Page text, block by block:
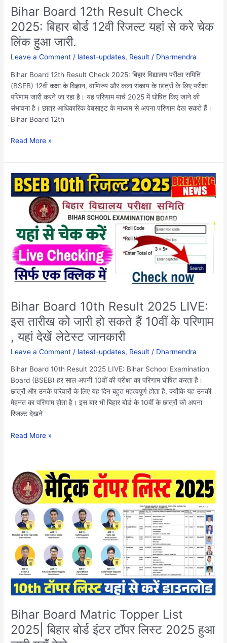
Bihar Board 12th Result Check
2025: बिहार बोर्ड 12वी रिजल्ट यहां से करे चेक
लिंक हुआ जारी.
Leave a Comment / latest-updates, Result / Dharmendra
Bihar Board 12th Result Check 2025: बिहार विद्यालय परीक्षा समिति
(BSEB) 12वीं कक्षा के विज्ञान, वाणिज्य और कला संकाय के छात्रों के लिए परीक्षा
परिणाम जारी करने जा रहा है। यह परिणाम मार्च 2025 में घोषित किए जाने की
संभावना है। छात्र आधिकारिक वेबसाइट के माध्यम से अपना परिणाम देख सकते हैं।
Bihar Board 12th
से
करे
चेक
लिंक
जारी.
Read More »
Bihar Board 10th Result 2025 LIVE:
इस तारीख को जारी हो सकते हैं 10वीं के परिणाम
, यहां देखें लेटेस्ट जानकारी
Leave a Comment / latest-updates, Result / Dharmendra
Bihar Board 10th Result 2025 LIVE: Bihar School Examination
Board (BSEB) हर साल अपनी 10वीं की परीक्षा का परिणाम घोषित करता है।
छात्रों और उनके परिवारों के लिए यह दिन बहुत महत्वपूर्ण होता है, क्योंकि यह उनकी
मेहनत का परिणाम होता है। इस बार भी बिहार बोर्ड के 10वीं के छात्रों को अपना
रिजल्ट देखने
Bihar
Board
Result
LIVE:
इस
तारीख
को
जारी
सकते
हैं
10वीं
परिणाम
,
यहां
देखें
लेटेस्ट
जानकारी
Read More »
Bihar Board Matric Topper List
2025| बिहार बोर्ड इंटर टॉपर लिस्ट 2025 हुआ
Bihar
Board
Matric
Topper
List
2025|
बिहार
बोर्ड
इंटर
टॉपर
लिस्ट
2025
जारी
यहाँ
देखे..